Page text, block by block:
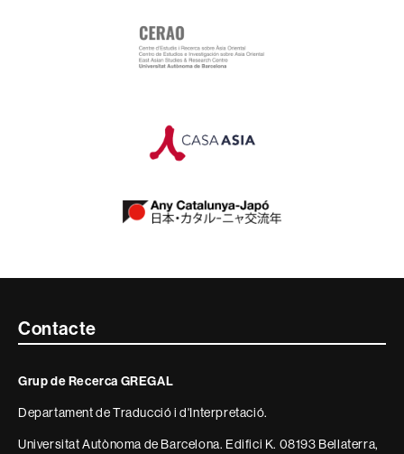
Contacte
informació
legal
Contacte
Grup de Recerca GREGAL
Departament de Traducció i d'Interpretació.
Universitat Autònoma de Barcelona. Edifici K. 08193 Bellaterra,